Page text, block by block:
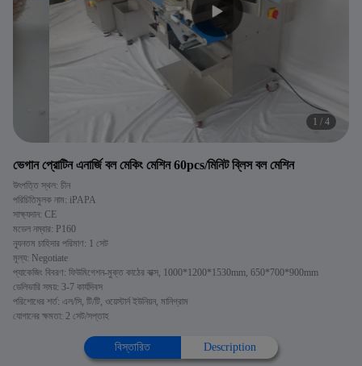
1 / 4
ভেগান প্রোটিন এনার্জি বল মেকিং মেশিন 60pcs/মিনিট ব্লিস বল মেশিন
উৎপত্তি স্থল: চীন
পরিচিতিমুলক নাম: iPAPA
সাক্ষ্যদান: CE
মডেল নম্বার: P160
ন্যূনতম চাহিদার পরিমাণ: 1 সেট
মূল্য: Negotiate
প্যাকেজিং বিবরণ: ফিউমিগেশন-মুক্ত কাঠের বাক্স, 1000*1200*1530mm, 650*700*900mm
ডেলিভারি সময়: 3-7 কার্যদিবস
পরিশোধের শর্ত: এল/সি, টি/টি, ওয়েস্টার্ন ইউনিয়ন, মানিগ্রাম
যোগানের ক্ষমতা: 2 সেট/সপ্তাহ
বিস্তারিত Description